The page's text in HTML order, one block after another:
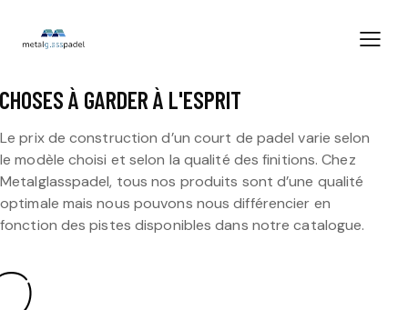
CHOSES À GARDER À L'ESPRIT
Le prix de construction d’un court de padel varie selon
le modèle choisi et selon la qualité des finitions. Chez
Metalglasspadel, tous nos produits sont d’une qualité
optimale mais nous pouvons nous différencier en
fonction des pistes disponibles dans notre catalogue.